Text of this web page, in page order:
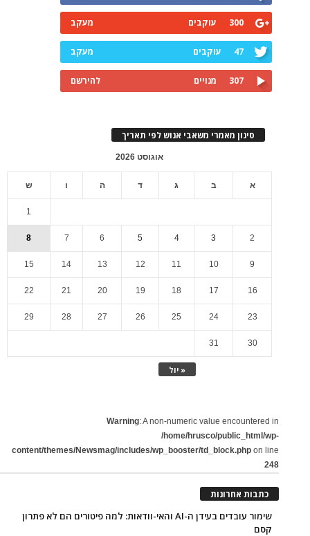
300 עוקבים מעקב
47 עוקבים מעקב
307 מנויים להירשם
סינון מאמרי משאבי אנוש לפי תאריך
אוגוסט 2026
א ב ג ד ה ו ש
« יול
1
2
3
4
5
6
7
8
9
10
11
12
13
14
15
16
17
18
19
20
21
22
23
24
25
26
27
28
29
30
31
Warning: A non-numeric value encountered in
/home/hrusco/public_html/wp-
content/themes/Newsmag/includes/wp_booster/td_block.php on line
248
כתבות אחרונות
שימור עובדים בעידן ה-AI והאי-וודאות: למה פיטורים הם לא פתרון
קסם